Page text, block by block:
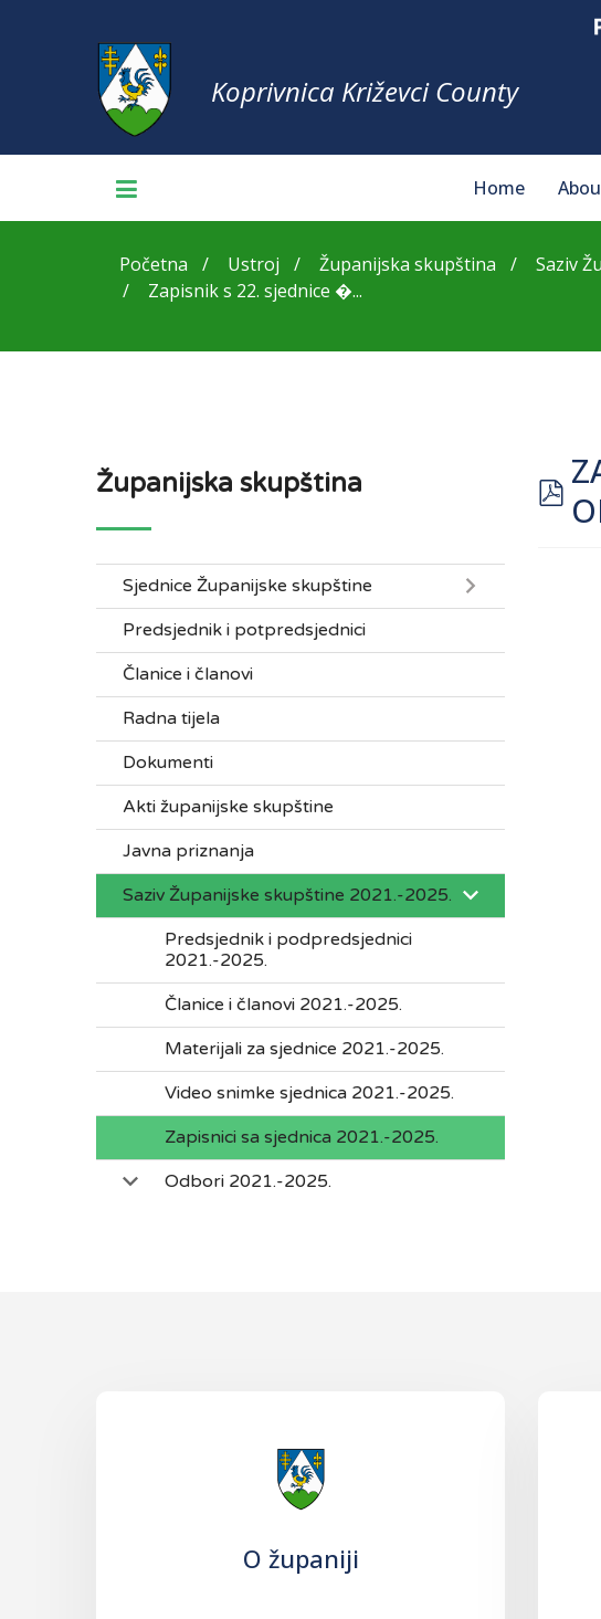
Koprivnica Križevci County
Home
Početna Ustroj Županijska skupština Saziv
Zapisnik s 22. sjednice �...
Županijska skupština
Sjednice Županijske skupštine
Predsjednik i potpredsjednici
Članice i članovi
Radna tijela
Dokumenti
Akti županijske skupštine
Javna priznanja
Saziv Županijske skupštine 2021.-2025.
Predsjednik i podpredsjednici
2021.-2025.
Članice i članovi 2021.-2025.
Materijali za sjednice 2021.-2025.
Video snimke sjednica 2021.-2025.
Zapisnici sa sjednica 2021.-2025.
Odbori 2021.-2025.
O županiji